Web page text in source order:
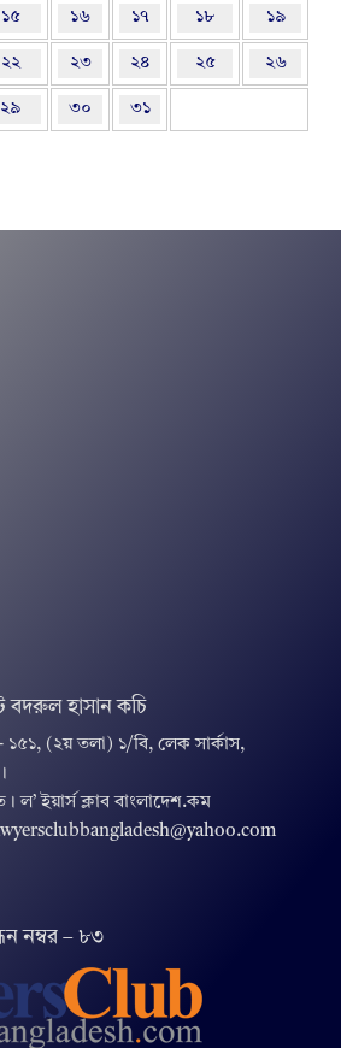
১৫ ১৬ ১৭ ১৮ ১৯
২২ ২৩ ২৪ ২৫ ২৬
২৯ ৩০ ৩১
বদরুল হাসান কচি
১৫১, (২য় তলা) ১/বি, লেক সার্কাস,
ল’ ইয়ার্স ক্লাব বাংলাদেশ.কম
নম্বর – ৮৩